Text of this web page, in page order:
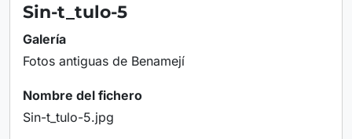
Sin-t_tulo-5
Galería
Fotos antiguas de Benamejí
Nombre del fichero
Sin-t_tulo-5.jpg